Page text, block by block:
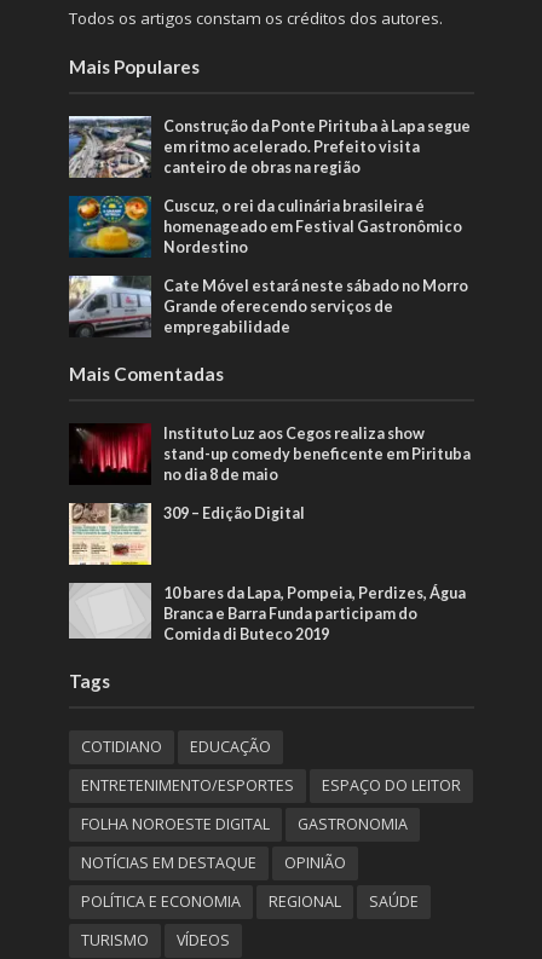
Todos os artigos constam os créditos dos autores.
Mais Populares
Construção da Ponte Pirituba à Lapa segue
em ritmo acelerado. Prefeito visita
canteiro de obras na região
Cuscuz, o rei da culinária brasileira é
homenageado em Festival Gastronômico
Nordestino
Cate Móvel estará neste sábado no Morro
Grande oferecendo serviços de
empregabilidade
Mais Comentadas
Instituto Luz aos Cegos realiza show
stand-up comedy beneficente em Pirituba
no dia 8 de maio
309 – Edição Digital
10 bares da Lapa, Pompeia, Perdizes, Água
Branca e Barra Funda participam do
Comida di Buteco 2019
Tags
COTIDIANO
EDUCAÇÃO
ENTRETENIMENTO/ESPORTES
ESPAÇO DO LEITOR
FOLHA NOROESTE DIGITAL
GASTRONOMIA
NOTÍCIAS EM DESTAQUE
OPINIÃO
POLÍTICA E ECONOMIA
REGIONAL
SAÚDE
TURISMO
VÍDEOS